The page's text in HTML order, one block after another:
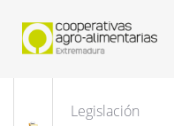
Legislación